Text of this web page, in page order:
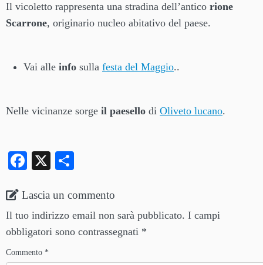
Il vicoletto rappresenta una stradina dell’antico rione
Scarrone, originario nucleo abitativo del paese.
Vai alle info sulla festa del Maggio..
Nelle vicinanze sorge il paesello di Oliveto lucano.
Fa
bo
ok
X
di
vi
di
Lascia un commento
Il tuo indirizzo email non sarà pubblicato. I campi
obbligatori sono contrassegnati *
Commento *